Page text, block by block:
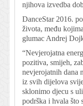
njihova izvedba
DanceStar 2016.
života, među
glumac Andrej
“Nevjerojatna
pozitiva, smijeh,
nevjerojatnih dana
iz svih dijelova
sklonimo djecu s
podrška i hvala što